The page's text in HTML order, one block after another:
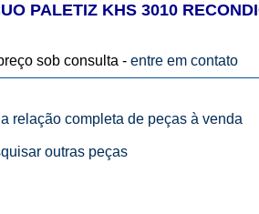
PALETIZ KHS 3010
sob consulta - entre em contato
relação completa de peças à venda
outras peças